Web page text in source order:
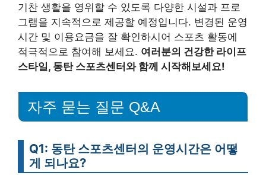
기찬 생활을 영위할 수 있도록 다양한 시설과 프로
그램을 지속적으로 제공할 예정입니다. 변경된 운영
시간 및 이용요금을 잘 확인하시어 스포츠 활동에
적극적으로 참여해 보세요. 여러분의 건강한 라이프
스타일, 동탄 스포츠센터와 함께 시작해보세요!
자주 묻는 질문 Q&A
Q1: 동탄 스포츠센터의 운영시간은 어떻
게 되나요?